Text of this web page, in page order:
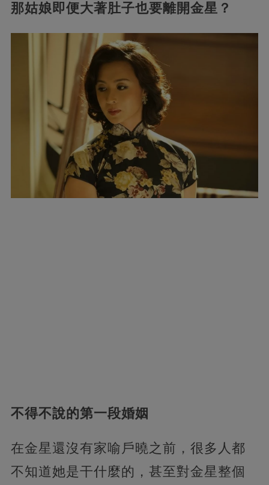
那姑娘即便大著肚子也要離開金星？
不得不說的第一段婚姻
在金星還沒有家喻戶曉之前，很多人都
不知道她是干什麼的，甚至對金星整個